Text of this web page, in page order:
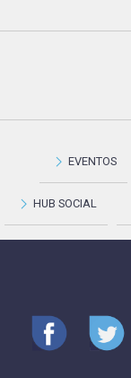
EVENTOS
HUB SOCIAL